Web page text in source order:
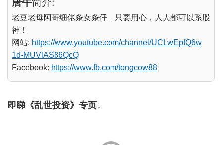
老豆老母阿哥细佬条女条仔，只要用心，人人都可以系股
神！
网站: https://www.youtube.com/channel/UCLwEpfQ6w
1d-MUVlAS86QcQ
Facebook: https://www.fb.com/tongcow88
即睇《乱世投资》专页↓